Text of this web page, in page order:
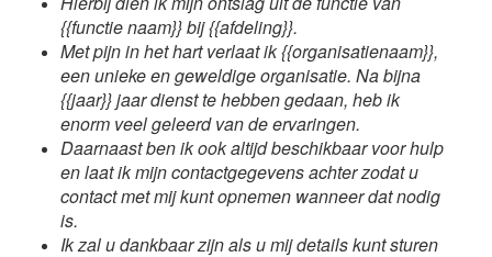
{{functie naam}} bij {{afdeling}}.
Met pijn in het hart verlaat ik {{organisatienaam}},
een unieke en geweldige organisatie. Na bijna
{{jaar}} jaar dienst te hebben gedaan, heb ik
enorm veel geleerd van de ervaringen.
Daarnaast ben ik ook altijd beschikbaar voor hulp
en laat ik mijn contactgegevens achter zodat u
contact met mij kunt opnemen wanneer dat nodig
is.
Ik zal u dankbaar zijn als u mij details kunt sturen